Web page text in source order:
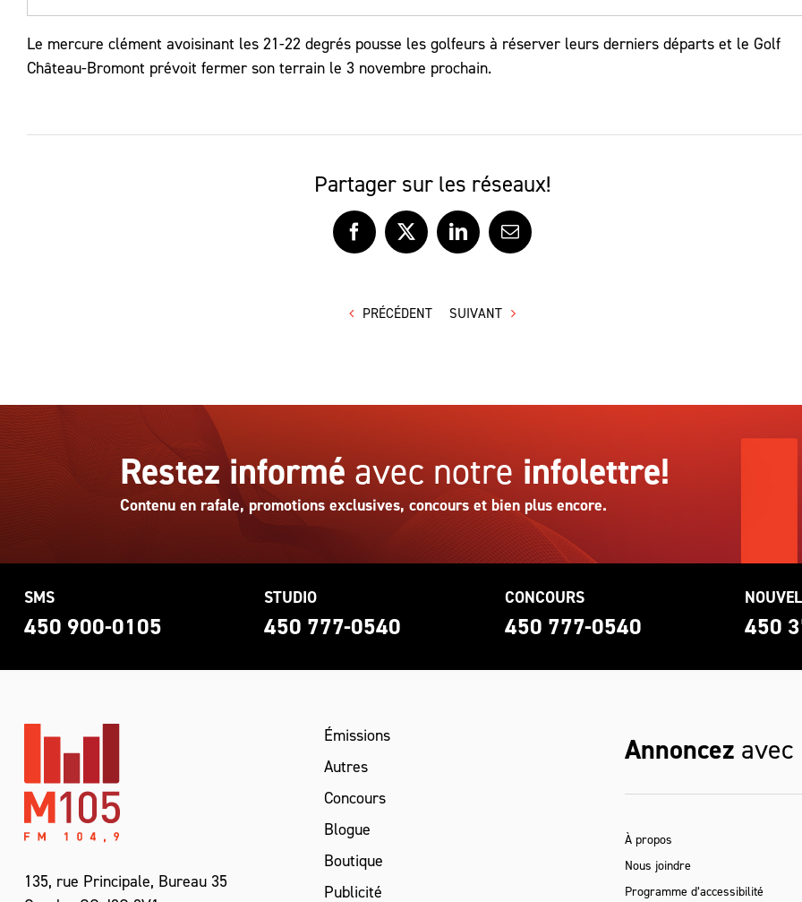
Le mercure clément avoisinant les 21-22 degrés pousse les golfeurs à réserver leurs derniers départs et le Golf
Château-Bromont prévoit fermer son terrain le 3 novembre prochain.
Partager sur les réseaux!
Facebook
X LinkedInCourriel
PRÉCÉDENT SUIVANT
Restez informé avec notre infolettre!
Contenu en rafale, promotions exclusives, concours et bien plus encore.
SMS
450 900-0105
STUDIO
450 777-0540
CONCOURS
450 777-0540 450
135, rue Principale, Bureau 35
Émissions
Autres
Concours
Blogue
Boutique
Publicité
Annoncez avec
À propos
Nous joindre
Programme d’accessibilité